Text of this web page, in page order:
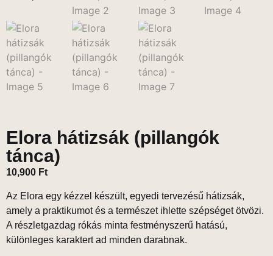
Elora hátizsák (pillangók
tánca)
10,900 Ft
Az Elora egy kézzel készült, egyedi tervezésű hátizsák,
amely a praktikumot és a természet ihlette szépséget ötvözi.
A részletgazdag rókás minta festményszerű hatású,
különleges karaktert ad minden darabnak.